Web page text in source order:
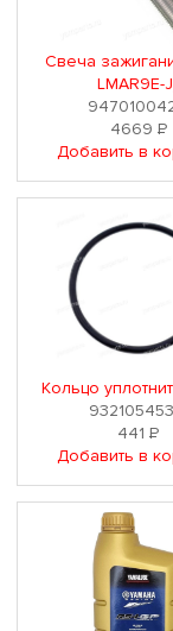
Свеча
LMAR9E-
4669 Р
Добавить в
Кольцо
441Р
Добавить в